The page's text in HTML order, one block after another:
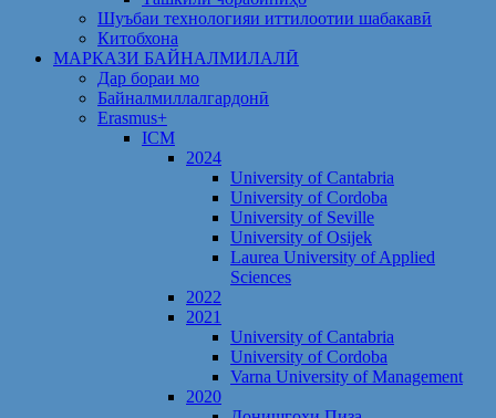
Шуъбаи технологияи иттилоотии шабакавӣ
Китобхона
МАРКАЗИ БАЙНАЛМИЛАЛӢ
Дар бораи мо
Байналмиллалгардонӣ
Erasmus+
ICM
2024
University of Cantabria
University of Cordoba
University of Seville
University of Osijek
Laurea University of Applied
Sciences
2022
2021
University of Cantabria
University of Cordoba
Varna University of Management
2020